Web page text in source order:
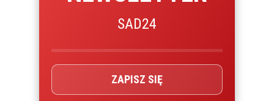
SAD24
ZAPISZ SIĘ